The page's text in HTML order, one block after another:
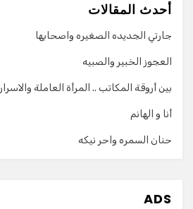
أحدث المقالات
جارتي الجديده الصغيره واصحابها
العجوز الخبير والصبيه
بين أروقة المكاتب .. المرأة العاملة والاسرار
أنا و الهانم
حنان السمره واحر نيكه
ADS